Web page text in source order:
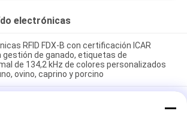
electrónicas
RFID FDX-B con certificación ICAR
gestión de ganado, etiquetas de
de 134,2 kHz de colores personalizados
ovino, caprino y porcino
electrónicas impermeables para el
para la gestión animal